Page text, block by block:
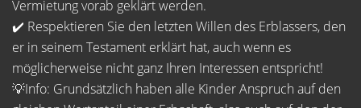
Vermietung vorab geklärt werden.
✔️ Respektieren Sie den letzten Willen des Erblassers, den
er in seinem Testament erklärt hat, auch wenn es
möglicherweise nicht ganz Ihren Interessen entspricht!
💡Info: Grundsätzlich haben alle Kinder Anspruch auf den